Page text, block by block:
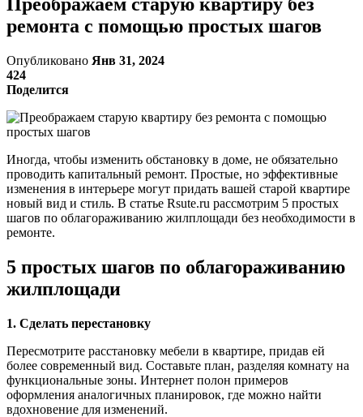
ремонта с помощью простых шагов
Опубликовано Янв 31, 2024
424
Поделится
Иногда, чтобы изменить обстановку в доме, не обязательно
проводить капитальный ремонт. Простые, но эффективные
изменения в интерьере могут придать вашей старой квартире
новый вид и стиль. В статье Rsute.ru рассмотрим 5 простых
шагов по облагораживанию жилплощади без необходимости в
ремонте.
5 простых шагов по облагораживанию
жилплощади
1. Сделать перестановку
Пересмотрите расстановку мебели в квартире, придав ей
более современный вид. Составьте план, разделяя комнату на
функциональные зоны. Интернет полон примеров
оформления аналогичных планировок, где можно найти
вдохновение для изменений.